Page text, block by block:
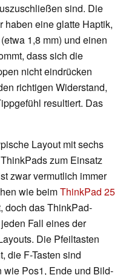
sind. Die
haben eine glatte Haptik,
1,8 mm) und einen
dass sich die
nicht eindrücken
richtigen Widerstand,
resultiert. Das
Layout mit sechs
zum Einsatz
zwar vermutlich immer
wie beimThinkPad 25
doch das ThinkPad-
Fall eines der
Die Pfeiltasten
die F-Tasten sind
Pos1, Ende und Bild-